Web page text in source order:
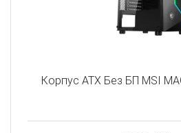
Корпус ATX Без БП MSI